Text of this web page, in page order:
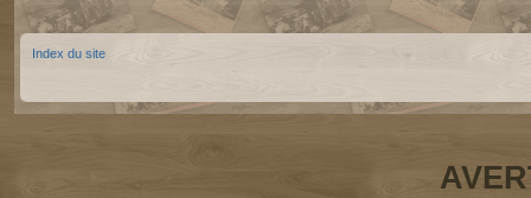
Index du site